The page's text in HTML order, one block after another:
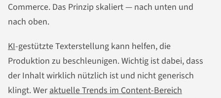
Commerce. Das Prinzip skaliert — nach unten und
nach oben.
KI-gestützte Texterstellung kann helfen, die
Produktion zu beschleunigen. Wichtig ist dabei, dass
der Inhalt wirklich nützlich ist und nicht generisch
klingt. Weraktuelle Trends im Content-Bereich